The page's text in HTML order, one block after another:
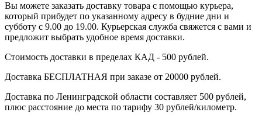
Вы можете заказать доставку товара с помощью курьера,
который прибудет по указанному адресу в будние дни и
субботу с 9.00 до 19.00. Курьерская служба свяжется с вами и
предложит выбрать удобное время доставки.
Стоимость доставки в пределах КАД - 500 рублей.
Доставка БЕСПЛАТНАЯ при заказе от 20000 рублей.
Доставка по Ленинградской области составляет 500 рублей,
плюс расстояние до места по тарифу 30 рублей/километр.